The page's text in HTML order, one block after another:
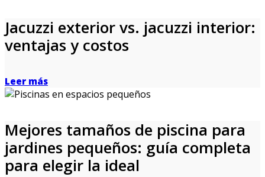
Jacuzzi exterior vs. jacuzzi interior:
ventajas y costos
Leer más
Mejores tamaños de piscina para
jardines pequeños: guía completa
para elegir la ideal